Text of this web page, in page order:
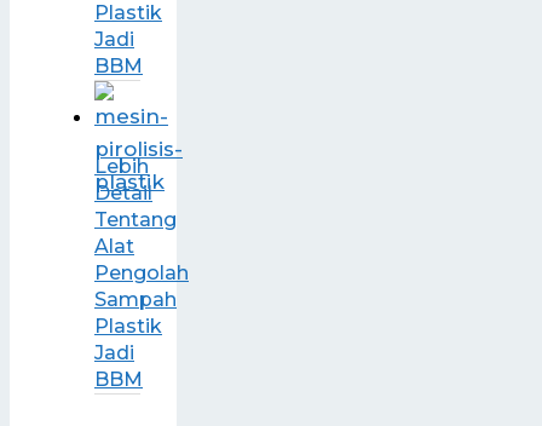
Plastik
Jadi
BBM
Lebih
Detail
Tentang
Alat
Pengolah
Sampah
Plastik
Jadi
BBM